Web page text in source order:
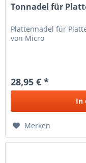
Tonnadel für
Plattennadel für
von Micro
28,95 € *
In
Merken